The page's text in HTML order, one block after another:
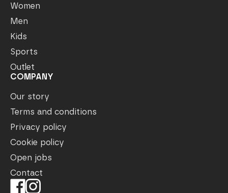
Women
Men
Kids
Sports
Outlet
COMPANY
Our story
Terms and conditions
Privacy policy
Cookie policy
Open jobs
Contact